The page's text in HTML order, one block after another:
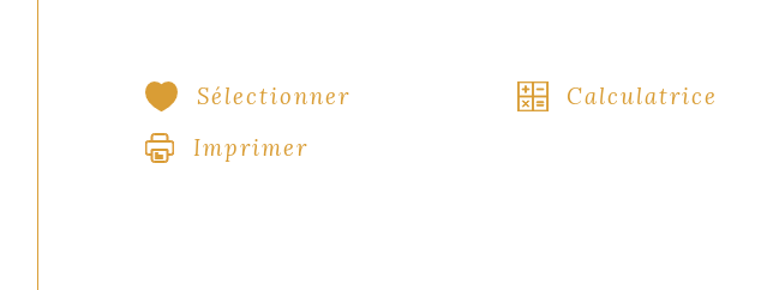
Sélectionner
Calculatrice
Imprimer